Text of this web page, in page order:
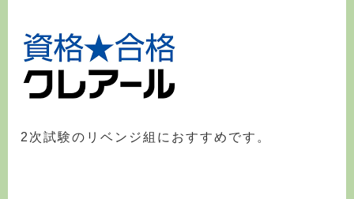
2次試験のリベンジ組におすすめです。